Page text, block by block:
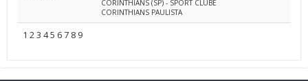
CORINTHIANS (SP) - SPORT CLUBE
CORINTHIANS PAULISTA
1 23 45 67 8 9